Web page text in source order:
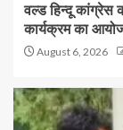
वल्ड हिन्दू कांग्रेस
कार्यक्रम का
August 6, 2026